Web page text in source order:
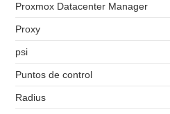
Proxmox Datacenter Manager
Proxy
psi
Puntos de control
Radius